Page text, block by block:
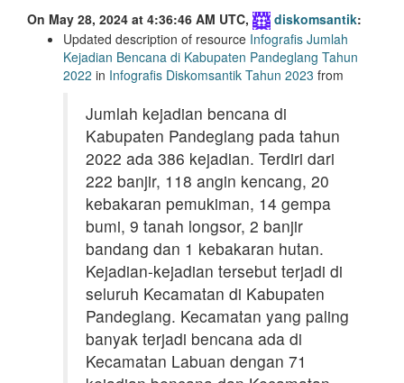
On May 28, 2024 at 4:36:46 AM UTC, diskomsantik:
Updated description of resource Infografis Jumlah
Kejadian Bencana di Kabupaten Pandeglang Tahun
2022 in Infografis Diskomsantik Tahun 2023 from
Jumlah kejadian bencana di
Kabupaten Pandeglang pada tahun
2022 ada 386 kejadian. Terdiri dari
222 banjir, 118 angin kencang, 20
kebakaran pemukiman, 14 gempa
bumi, 9 tanah longsor, 2 banjir
bandang dan 1 kebakaran hutan.
Kejadian-kejadian tersebut terjadi di
seluruh Kecamatan di Kabupaten
Pandeglang. Kecamatan yang paling
banyak terjadi bencana ada di
Kecamatan Labuan dengan 71